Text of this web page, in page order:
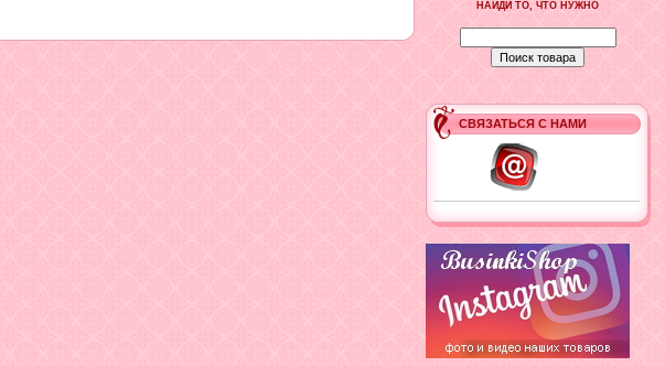
НАЙДИ ТО, ЧТО НУЖНО
СВЯЗАТЬСЯ С НАМИ